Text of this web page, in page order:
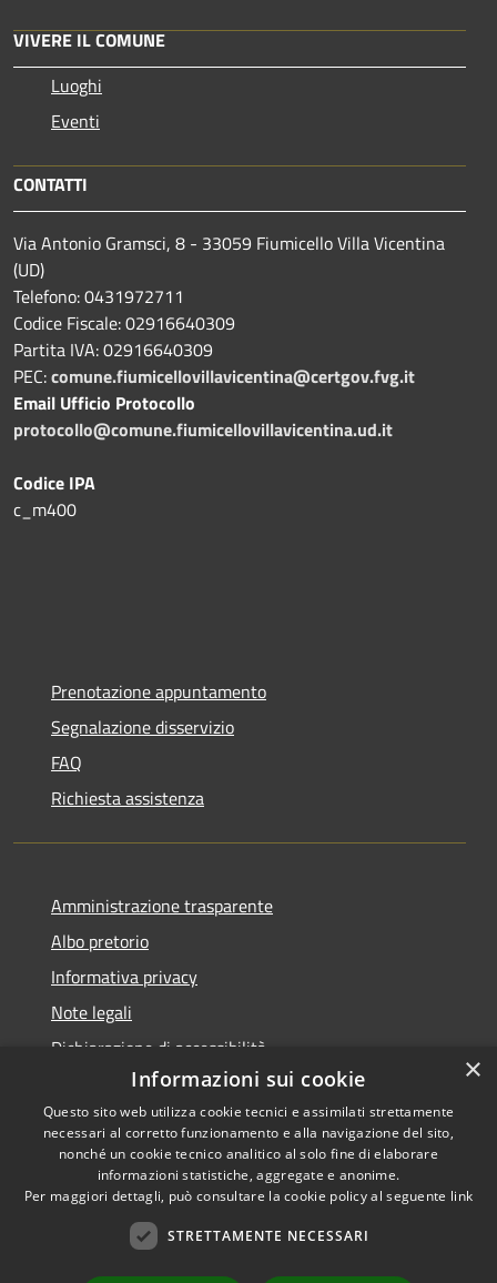
VIVERE IL COMUNE
Luoghi
Eventi
CONTATTI
Via Antonio Gramsci, 8 - 33059 Fiumicello Villa Vicentina
(UD)
Telefono: 0431972711
Codice Fiscale: 02916640309
Partita IVA: 02916640309
PEC:comune.fiumicellovillavicentina@certgov.fvg.it
Email Ufficio Protocollo
protocollo@comune.fiumicellovillavicentina.ud.it
Codice IPA
c_m400
Prenotazione appuntamento
Segnalazione disservizio
FAQ
Richiesta assistenza
Amministrazione trasparente
Albo pretorio
Informativa privacy
Note legali
Dichiarazione di accessibilità
Accessibilità
Privacy
Copyright ©
Comune di Fiumicello Villa
×
Informazioni sui cookie
Questo sito web utilizza cookie tecnici e assimilati strettamente
necessari al corretto funzionamento e alla navigazione del sito,
nonché un cookie tecnico analitico al solo fine di elaborare
informazioni statistiche, aggregate e anonime.
Per maggiori dettagli, può consultare la cookie policy al seguente link
STRETTAMENTE NECESSARI